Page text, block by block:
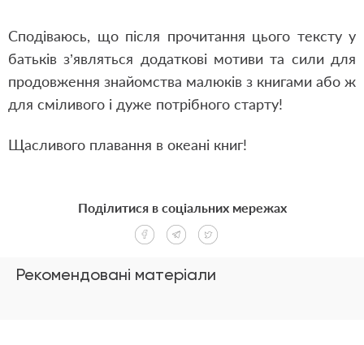
Сподіваюсь, що після прочитання цього тексту у
батьків з’являться додаткові мотиви та сили для
продовження знайомства малюків з книгами або ж
для сміливого і дуже потрібного старту!
Щасливого плавання в океані книг!
Рекомендовані матеріали
Поділитися в соціальних мережах